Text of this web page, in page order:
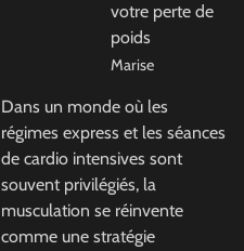
votre perte de
poids
Marise
Dans un monde où les
régimes express et les séances
de cardio intensives sont
souvent privilégiés, la
musculation se réinvente
comme une stratégie